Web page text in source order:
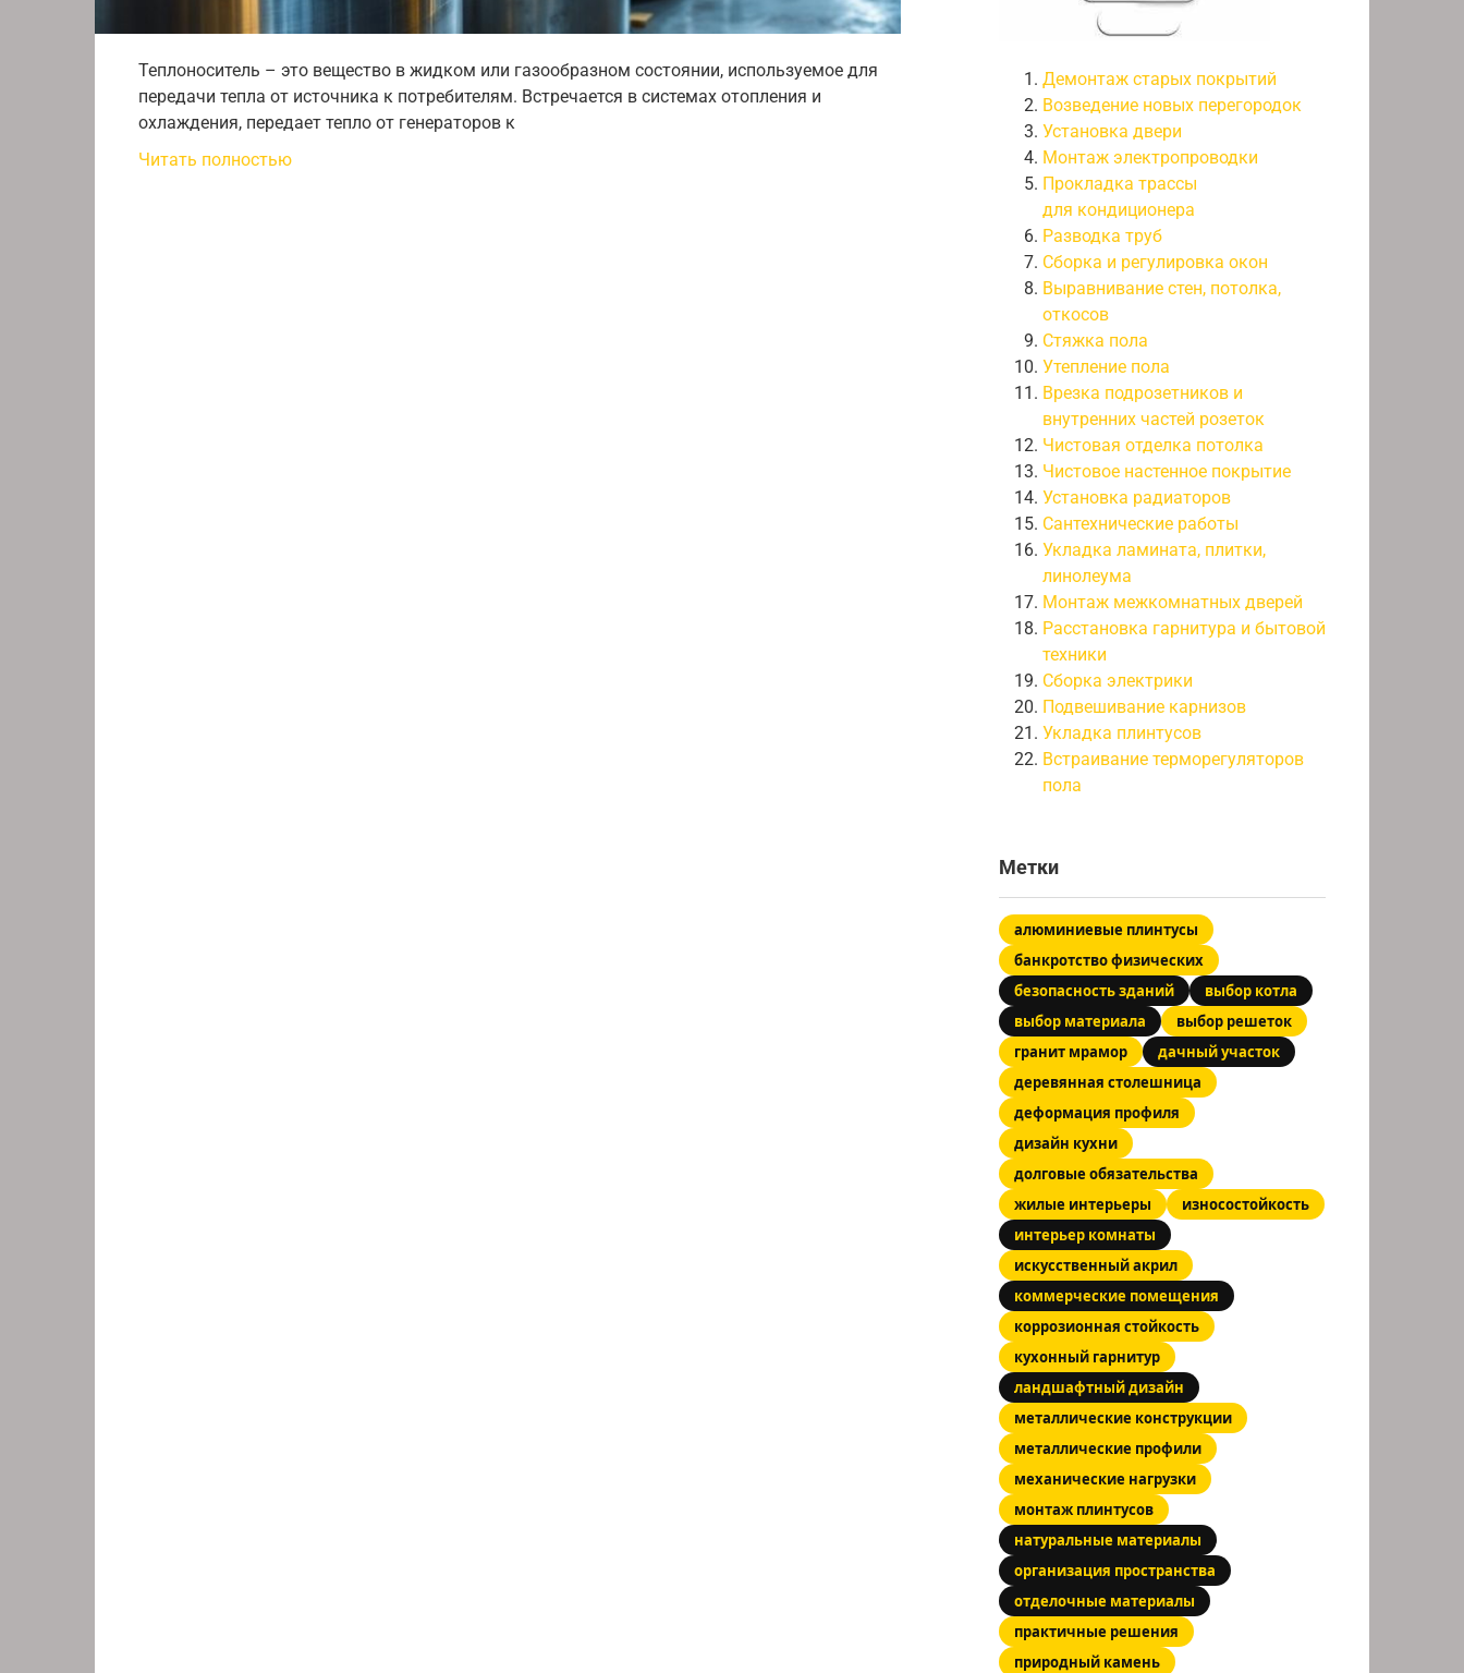
Теплоноситель – это вещество в жидком или газообразном состоянии, используемое для
передачи тепла от источника к потребителям. Встречается в системах отопления и
охлаждения, передает тепло от генераторов к
Читать полностью
Демонтаж старых покрытий
Возведение новых перегородок
Установка двери
Монтаж электропроводки
Прокладка трассы
для кондиционера
Разводка труб
Сборка и регулировка окон
Выравнивание стен, потолка,
откосов
Стяжка пола
Утепление пола
Врезка подрозетников и
внутренних частей розеток
Чистовая отделка потолка
Чистовое настенное покрытие
Установка радиаторов
Сантехнические работы
Укладка ламината, плитки,
линолеума
Монтаж межкомнатных дверей
Расстановка гарнитура и бытовой
техники
Сборка электрики
Подвешивание карнизов
Укладка плинтусов
Встраивание терморегуляторов
пола
Метки
алюминиевые плинтусы
банкротство физических
безопасность зданий
выбор котла
выбор материала
выбор решеток
гранит мрамор
дачный участок
деревянная столешница
деформация профиля
дизайн кухни
долговые обязательства
жилые интерьеры
износостойкость
интерьер комнаты
искусственный акрил
коммерческие помещения
коррозионная стойкость
кухонный гарнитур
ландшафтный дизайн
металлические конструкции
металлические профили
механические нагрузки
монтаж плинтусов
натуральные материалы
организация пространства
отделочные материалы
практичные решения
природный камень